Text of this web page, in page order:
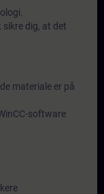
dig, at det
materiale er på
software